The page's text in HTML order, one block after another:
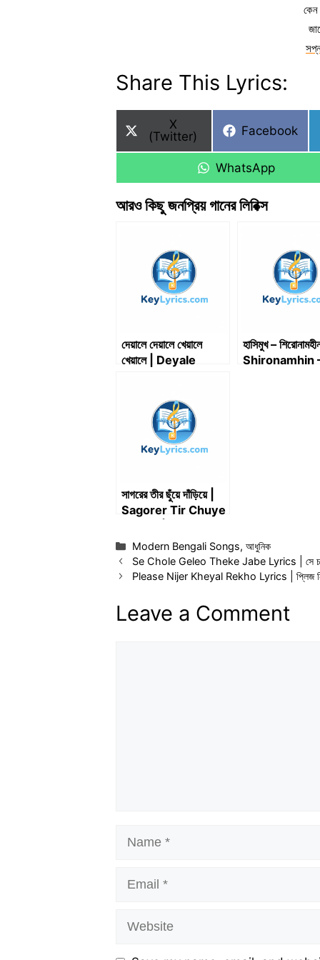
Share This Lyrics:
Share
on
X
(Twitter)
Share
Facebook
Share
WhatsApp
আরও কিছু জনপ্রিয় গানের লিরিক্স
দেয়ালে দেয়ালে খেয়ালে
খেয়ালে | Deyale
Rahman | Emon
Chowdhury |
Official Lyrical
হাসিমুখ –
Shironamhin
সাগরের তীর ছুঁয়ে দাঁড়িয়ে |
Sagorer Tir Chuye
Rahman –
Shagorer Tirey –
সাগরের তীরে
Categories
Modern Bengali Songs,আধুনিক
Se Chole Geleo Theke Jabe Lyrics | সে চলে
Please Nijer Kheyal Rekho Lyrics | প্লিজ
Leave a Comment
Name
Email
Website